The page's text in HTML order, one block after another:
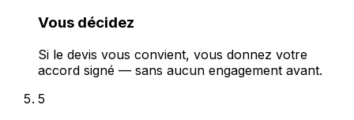
Vous décidez
Si le devis vous convient, vous donnez votre
accord signé — sans aucun engagement avant.
5